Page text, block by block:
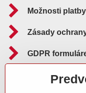
Možnosti platby
Zásady
GDPR
Reklamačný